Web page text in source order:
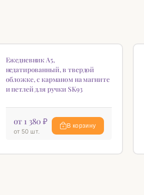
Ежедневник А5,
недатированный, в твердой
обложке, с карманом на магните
и петлей для ручки SK93
от 1 380 ₽
от 50 шт.
В корзину